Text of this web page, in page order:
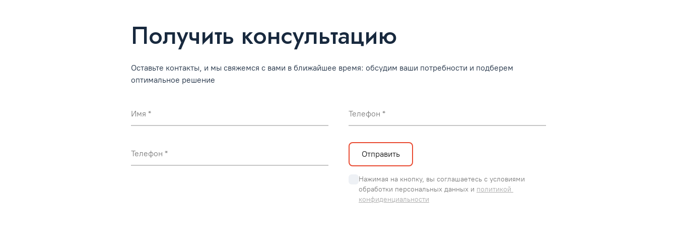
Получить консультацию
Оставьте контакты, и мы свяжемся с вами в ближайшее время: обсудим ваши потребности и подберем
оптимальное решение
Имя Телефон
Телефон
Нажимая на кнопку, вы соглашаетесь с условиями
обработки персональных данных и политикой
конфиденциальности